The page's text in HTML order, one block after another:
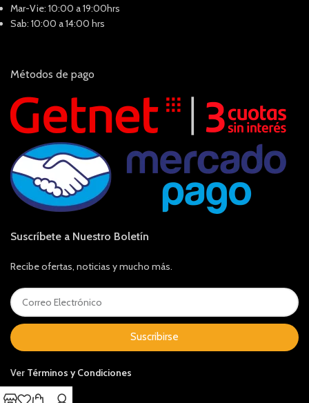
Mar-Vie: 10:00 a 19:00hrs
Sab: 10:00 a 14:00 hrs
Métodos de pago
Suscríbete a Nuestro Boletín
Recibe ofertas, noticias y mucho más.
Suscribirse
Ver Términos y Condiciones